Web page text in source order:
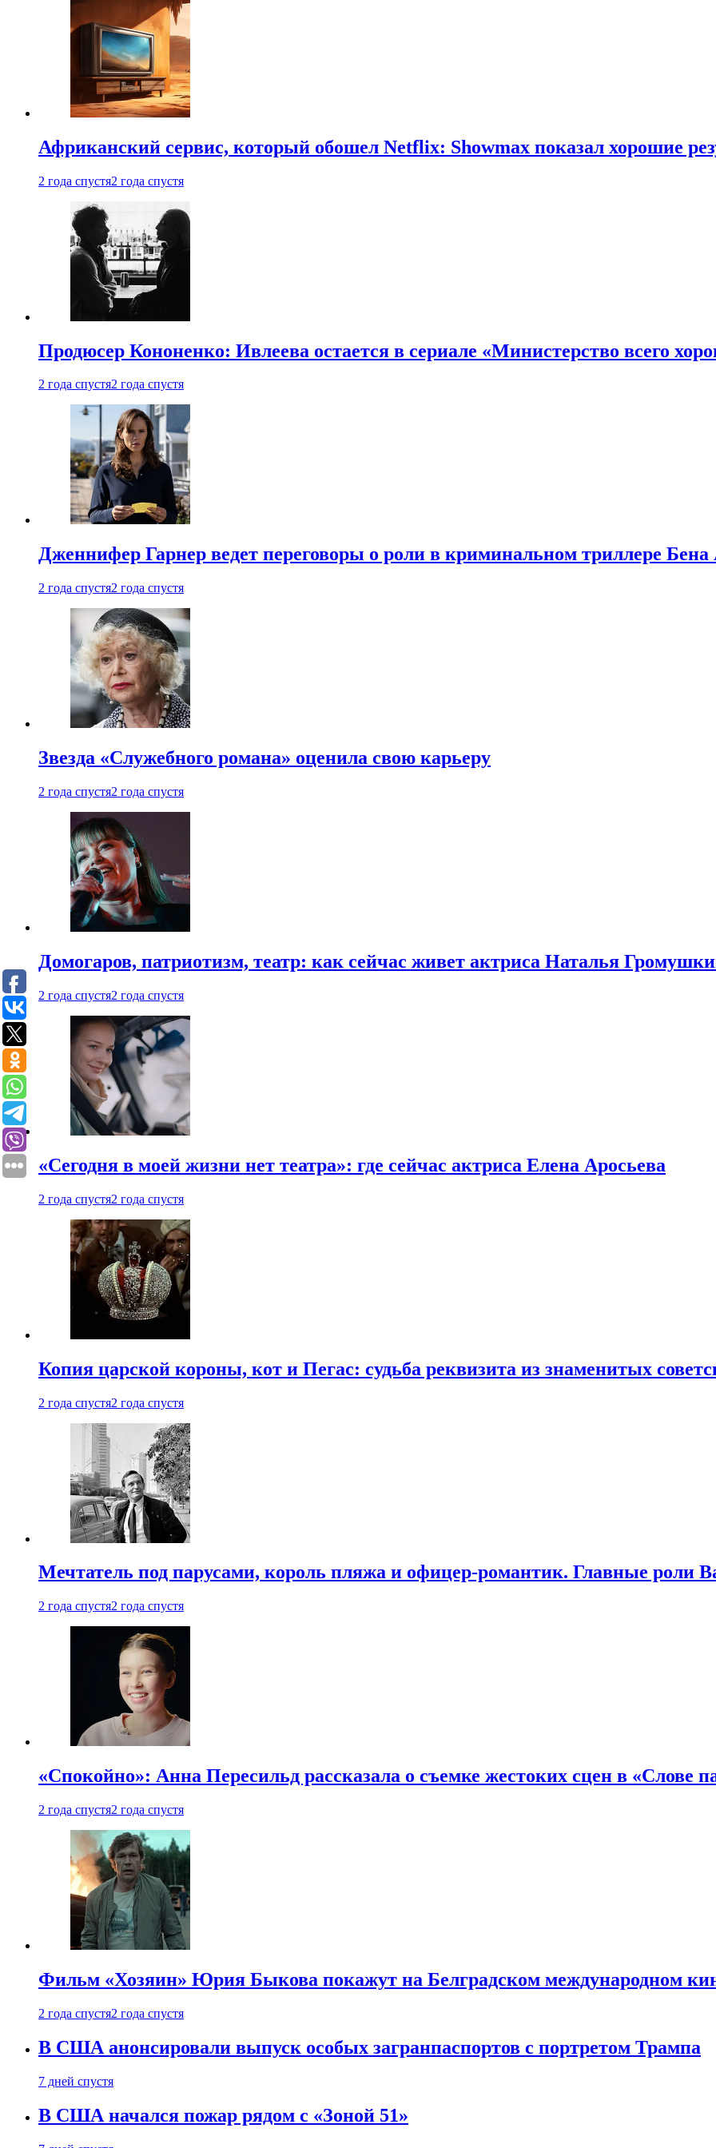
Африканский сервис, который обошел Netflix: Showmax показал хорошие
2 года спустя2 года спустя
Продюсер Кононенко: Ивлеева остается в сериале «Министерство всего
2 года спустя2 года спустя
Дженнифер Гарнер ведет переговоры о роли в криминальном триллере
2 года спустя2 года спустя
Звезда «Служебного романа» оценила свою карьеру
2 года спустя2 года спустя
Домогаров, патриотизм, театр: как сейчас живет актриса Наталья
2 года спустя2 года спустя
«Сегодня в моей жизни нет театра»: где сейчас актриса Елена Аросьева
2 года спустя2 года спустя
Копия царской короны, кот и Пегас: судьба реквизита из знаменитых
2 года спустя2 года спустя
Мечтатель под парусами, король пляжа и офицер-романтик. Главные роли
2 года спустя2 года спустя
«Спокойно»: Анна Пересильд рассказала о съемке жестоких сцен в «Слове
2 года спустя2 года спустя
Фильм «Хозяин» Юрия Быкова покажут на Белградском международном
2 года спустя2 года спустя
В США анонсировали выпуск особых загранпаспортов с портретом Трампа
7 дней спустя
В США начался пожар рядом с «Зоной 51»